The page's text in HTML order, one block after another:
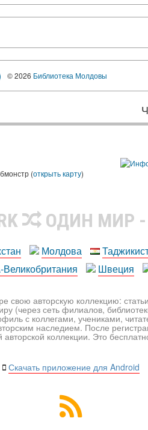
© 2026 Библиотека Молдовы
(открыть карту)
ОДИН МИР -
Молдова
Швеция
свою авторскую коллекцию:
(через сеть филиалов,
с коллегами, учениками,
наследием. После
коллекции. Это
Скачать приложение для Android